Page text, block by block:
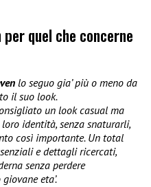
per quel che concerne
lo seguo gia’ più o meno da
il suo look.
un look casual ma
loro identità, senza snaturarli,
così importante. Un total
e dettagli ricercati,
senza perdere
eta’.